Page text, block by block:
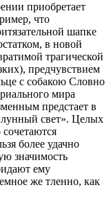
приобретает
что
шапке
в новой
трагической
предчувствием
с собакою Словно
мира
предстает в
свет». Целых
более удачно
значимость
ему
же тленно, как